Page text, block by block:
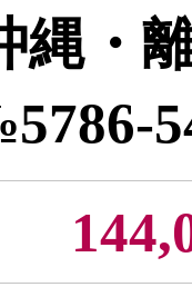
縄・